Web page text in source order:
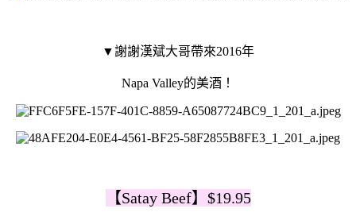
▼謝謝漢斌大哥帶來2016年
Napa Valley的美酒！
【Satay Beef】$19.95